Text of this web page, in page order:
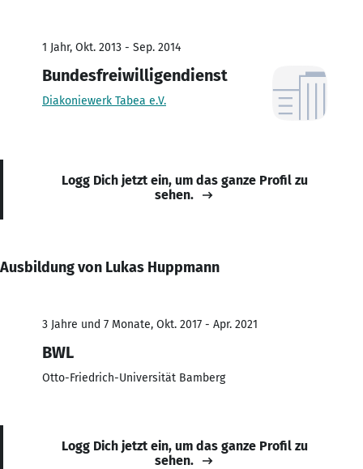
1 Jahr, Okt. 2013 - Sep. 2014
Bundesfreiwilligendienst
Diakoniewerk Tabea e.V.
Logg Dich jetzt ein, um das ganze Profil zu
sehen.
Ausbildung von Lukas Huppmann
3 Jahre und 7 Monate, Okt. 2017 - Apr. 2021
BWL
Otto-Friedrich-Universität Bamberg
Logg Dich jetzt ein, um das ganze Profil zu
sehen.